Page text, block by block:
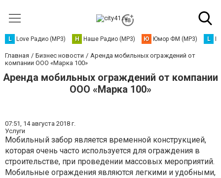
L Love Радио (MP3) Н Наше Радио (MP3) Ю Юмор ФМ (MP3) L
Главная Бизнес новости
Аренда мобильных ограждений от
компании ООО «Марка 100»
Аренда мобильных ограждений от компании
ООО «Марка 100»
07:51, 14 августа 2018 г.
Услуги
Мобильный забор является временной конструкцией,
которая очень часто используется для ограждения в
строительстве, при проведении массовых мероприятий.
Мобильные ограждения являются легкими и удобными,